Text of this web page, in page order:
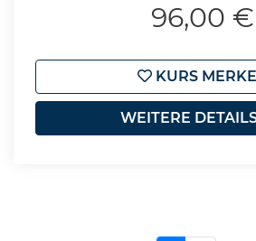
96,00 €
KURS
WEITERE